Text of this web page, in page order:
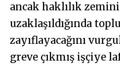
ancak haklılık
uzaklaşıldığında
zayıflayacağını
greve çıkmış işçiye